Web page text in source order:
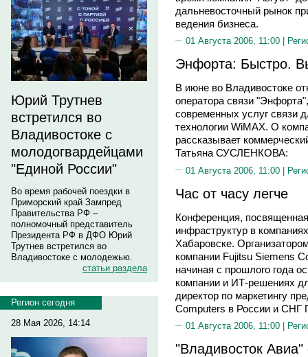
Юрий Трутнев
встретился во
Владивостоке с
молодогвардейцами
"Единой России"
Во время рабочей поездки в
Приморский край Зампред
Правительства РФ –
полномочный представитель
Президента РФ в ДФО Юрий
Трутнев встретился во
Владивостоке с молодежью.
статьи раздела
Регион сегодня
28 Мая 2026, 14:14
дальневосточный рынок
ведения бизнеса.
01 Августа 2006, 11:00 |
Энфорта: Быстро.
В июне во Владивостоке
оператора связи
современных услуг связи
технологии WiMAX. О
рассказывает
Татьяна СУСЛЕНКОВА:
01 Августа 2006, 11:00 |
Час от часу легче
Конференция,
инфраструктур в
Хабаровске.
компании Fujitsu Siemens
начиная с прошлого года
компании и ИТ-решениях
директор по маркетингу
Computers в России и
01 Августа 2006, 11:00 |
"Владивосток Авиа"